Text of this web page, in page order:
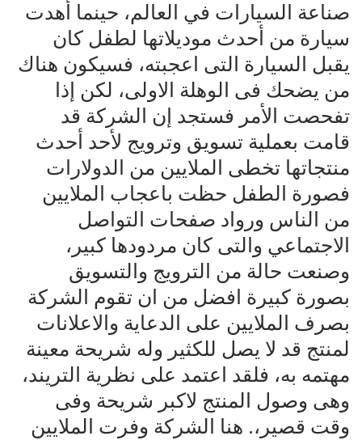
صناعة السيارات في العالم، حينما أهدت
سيارة من أحدث موديلاتها لطفل كان
يقبل السيارة التى اعجبته، فسيكون هناك
من يضحك فى الوهلة الاولى، لكن إذا
تفحصت الأمر فستجد إن الشركة قد
قامت بعملية تسويق وترويج لأحد أحدث
منتجاتها تخطى الملايين من الدولارات
فصورة الطفل حظت باعجاب الملايين
من الناس ورواد صفحات التواصل
الاجتماعي والتى كان مردودها كبير،
وصنعت حالة من الترويج والتسويق
بصورة كبيرة افضل من ان تقوم الشركة
بصرف الملايين على الدعاية والاعلانات
لمنتج قد لا يصل للكثير وله شريحة معينة
مهتمه به، فلقد اعتمد على نظرية التريند،
وهى وصول المنتج لاكبر شريحة وفى
وقت قصير،. هنا الشركة وفرت الملايين